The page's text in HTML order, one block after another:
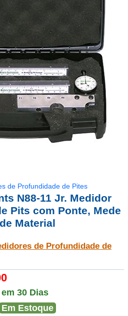
de Profundidade de Pites
N88-11 Jr. Medidor
Pits com Ponte, Mede
Material
de Profundidade de
30 Dias
Em Estoque